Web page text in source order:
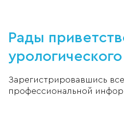
Рады
Зарегистрировавшись
профессиональной